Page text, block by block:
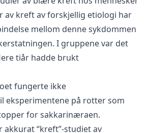
av kreft av forskjellig etiologi har
mellom denne sykdommen
I gruppene var det
tiår hadde brukt
fungerte ikke
eksperimentene på rotter som
for sakkarinæraen.
akkurat “kreft”-studiet av